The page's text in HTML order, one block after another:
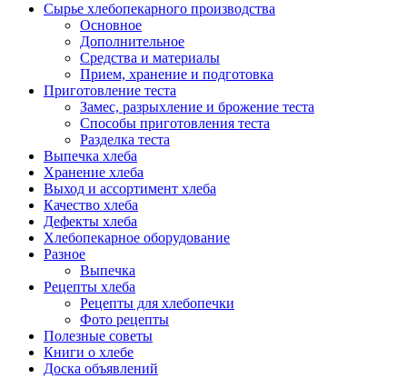
Сырье хлебопекарного производства
Основное
Дополнительное
Средства и материалы
Прием, хранение и подготовка
Приготовление теста
Замес, разрыхление и брожение теста
Способы приготовления теста
Разделка теста
Выпечка хлеба
Хранение хлеба
Выход и ассортимент хлеба
Качество хлеба
Дефекты хлеба
Хлебопекарное оборудование
Разное
Выпечка
Рецепты хлеба
Рецепты для хлебопечки
Фото рецепты
Полезные советы
Книги о хлебе
Доска объявлений